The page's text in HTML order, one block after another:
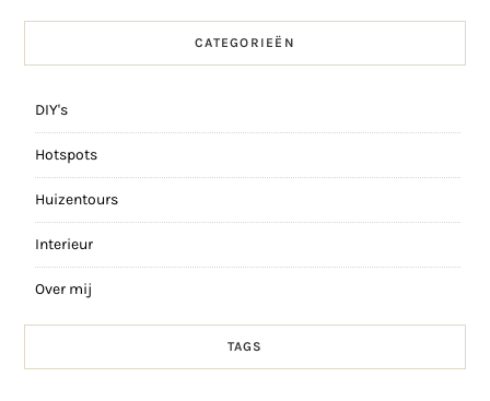
CATEGORIEËN
DIY's
Hotspots
Huizentours
Interieur
Over mij
TAGS